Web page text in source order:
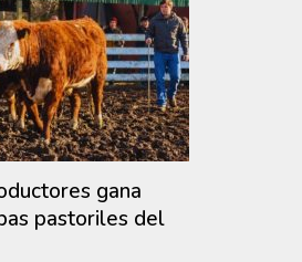
gana
pastoriles del